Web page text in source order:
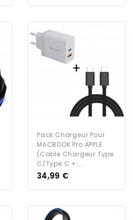
Pack Chargeur Pour
MACBOOK Pro APPLE
(Cable Chargeur Type
C/Type C +...
Prix
34,99 €